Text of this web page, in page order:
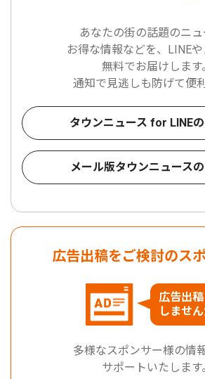
あなたの街の話題のニュ
お得な情報などを、LINE
無料でお届けします
通知で見逃しも防げて便
タウンニュース for LINE
メール版タウンニュース
広告出稿をご検討のス
広告出稿
しません
多様なスポンサー様の情
サポートいたします